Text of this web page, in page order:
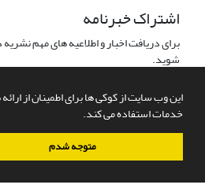
این وب سایت از کوکی ها برای اطمینان از
خدمات استفاده می کند.
متوجه شدم
اشتراک خبرنامه
برای دریافت اخبار و اطلاعیه های مهم
شوید.
سامانه مدیریت نشریات علمی.طراحی و